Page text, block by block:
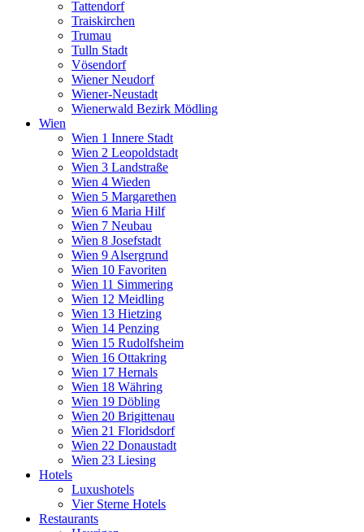
Tattendorf
Traiskirchen
Trumau
Tulln Stadt
Vösendorf
Wiener Neudorf
Wiener-Neustadt
Wienerwald Bezirk Mödling
Wien
Wien 1 Innere Stadt
Wien 2 Leopoldstadt
Wien 3 Landstraße
Wien 4 Wieden
Wien 5 Margarethen
Wien 6 Maria Hilf
Wien 7 Neubau
Wien 8 Josefstadt
Wien 9 Alsergrund
Wien 10 Favoriten
Wien 11 Simmering
Wien 12 Meidling
Wien 13 Hietzing
Wien 14 Penzing
Wien 15 Rudolfsheim
Wien 16 Ottakring
Wien 17 Hernals
Wien 18 Währing
Wien 19 Döbling
Wien 20 Brigittenau
Wien 21 Floridsdorf
Wien 22 Donaustadt
Wien 23 Liesing
Hotels
Luxushotels
Vier Sterne Hotels
Restaurants